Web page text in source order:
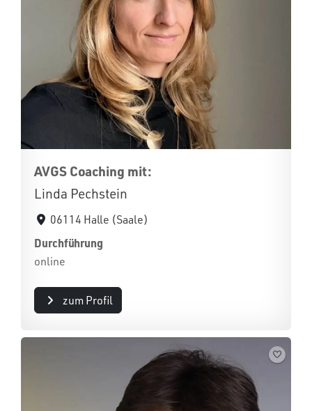
AVGS Coaching mit:
Linda Pechstein
06114 Halle (Saale)
Durchführung
online
zum Profil